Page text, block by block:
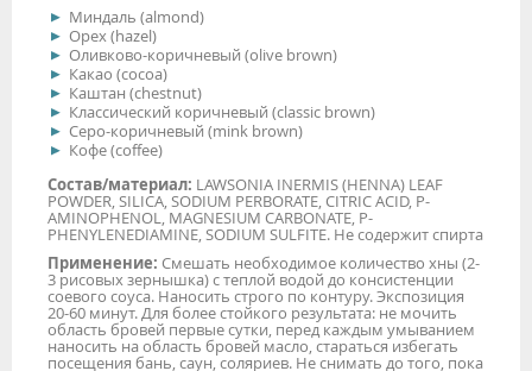
Миндаль (almond)
Орех (hazel)
Оливково-коричневый (olive brown)
Какао (cocoa)
Каштан (chestnut)
Классический коричневый (classic brown)
Серо-коричневый (mink brown)
Кофе (coffee)
Состав/материал: LAWSONIA INERMIS (HENNA) LEAF
POWDER, SILICA, SODIUM PERBORATE, CITRIC ACID, P-
AMINOPHENOL, MAGNESIUM CARBONATE, P-
PHENYLENEDIAMINE, SODIUM SULFITE. Не содержит спирта
Применение: Смешать необходимое количество хны (2-
3 рисовых зернышка) с теплой водой до консистенции
соевого соуса. Наносить строго по контуру. Экспозиция
20-60 минут. Для более стойкого результата: не мочить
область бровей первые сутки, перед каждым умыванием
наносить на область бровей масло, стараться избегать
посещения бань, саун, соляриев. Не снимать до того, пока